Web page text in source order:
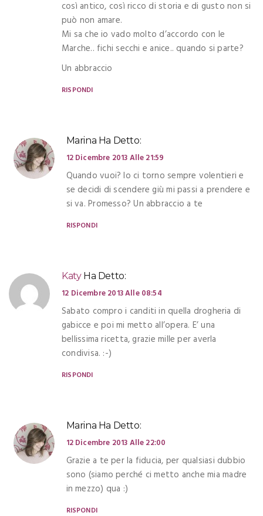
così antico, così ricco di storia e di gusto non si
può non amare.
Mi sa che io vado molto d’accordo con le
Marche.. fichi secchi e anice.. quando si parte?
Un abbraccio
RISPONDI
Marina Ha Detto:
12 Dicembre 2013 Alle 21:59
Quando vuoi? Io ci torno sempre volentieri e
se decidi di scendere giù mi passi a prendere e
si va. Promesso? Un abbraccio a te
RISPONDI
Katy Ha Detto:
12 Dicembre 2013 Alle 08:54
Sabato compro i canditi in quella drogheria di
gabicce e poi mi metto all’opera. E’ una
bellissima ricetta, grazie mille per averla
condivisa. :-)
RISPONDI
Marina Ha Detto:
12 Dicembre 2013 Alle 22:00
Grazie a te per la fiducia, per qualsiasi dubbio
sono (siamo perché ci metto anche mia madre
in mezzo) qua :)
RISPONDI